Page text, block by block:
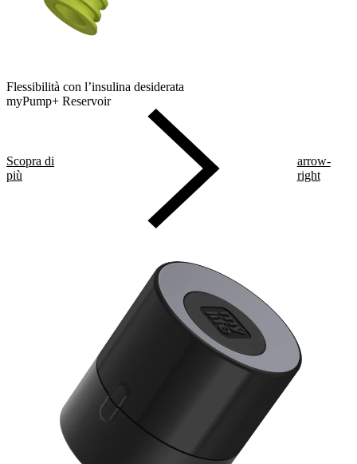
Flessibilità con l’insulina desiderata
myPump+ Reservoir
Scopra di
più
arrow-
right